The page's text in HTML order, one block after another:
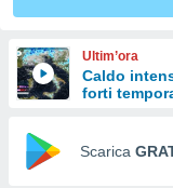
di
Web
Ultim’ora
Caldo
forti
Scarica